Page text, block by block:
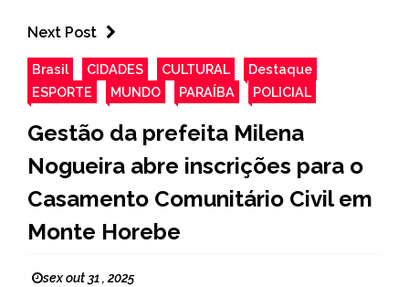
Next Post
Brasil CIDADES CULTURAL
Destaque
ESPORTE
MUNDO PARAÍBA POLICIAL
Gestão da prefeita Milena
Nogueira abre inscrições para o
Casamento Comunitário Civil em
Monte Horebe
sex out 31 , 2025